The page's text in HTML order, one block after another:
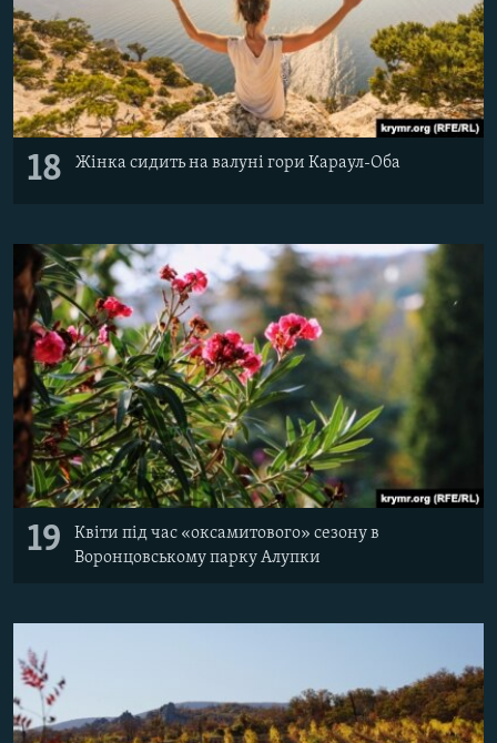
18 Жінка сидить на валуні гори Караул-Оба
19
Квіти під час «оксамитового» сезону в
Воронцовському парку Алупки